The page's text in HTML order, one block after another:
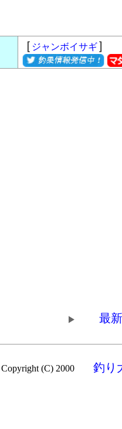
［ ジャンボイサギ］
最
Copyright (C) 2000 釣り